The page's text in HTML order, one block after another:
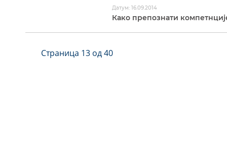
Датум: 16.09.2014
Како препознати
Страница 13 од 40